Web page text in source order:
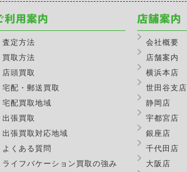
査定方法
買取方法
店頭買取
宅配・郵送買取
宅配買取地域
出張買取
出張買取対応地域
よくある質問
ライフバケーション買取の強み
会社概要
店舗案内
横浜本店
世田谷支店
静岡店
宇都宮店
銀座店
千代田店
大阪店